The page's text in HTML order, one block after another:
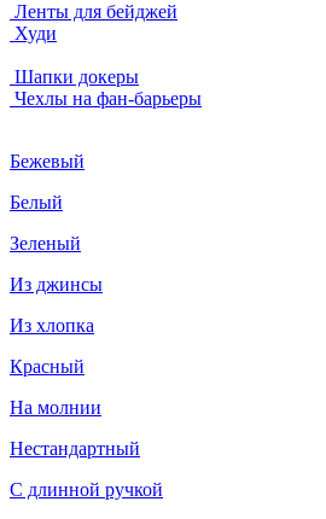
Ленты для бейджей
Худи
Шапки докеры
Чехлы на фан-барьеры
Бежевый
Белый
Зеленый
Из джинсы
Из хлопка
Красный
На молнии
Нестандартный
С длинной ручкой